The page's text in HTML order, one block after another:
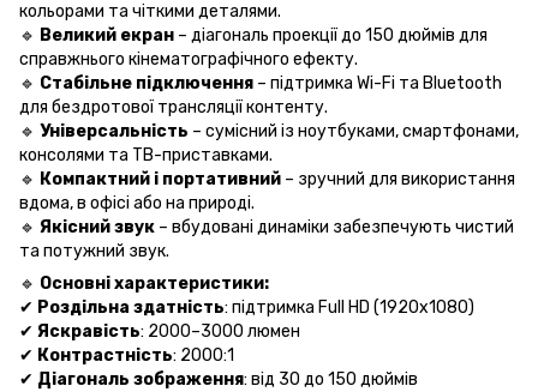
кольорами та чіткими деталями.
🔹 Великий екран – діагональ проекції до 150 дюймів для
справжнього кінематографічного ефекту.
🔹 Стабільне підключення – підтримка Wi-Fi та Bluetooth
для бездротової трансляції контенту.
🔹 Універсальність – сумісний із ноутбуками, смартфонами,
консолями та ТВ-приставками.
🔹 Компактний і портативний – зручний для використання
вдома, в офісі або на природі.
🔹 Якісний звук – вбудовані динаміки забезпечують чистий
та потужний звук.
🔹 Основні характеристики:
✔ Роздільна здатність: підтримка Full HD (1920x1080)
✔ Яскравість: 2000–3000 люмен
✔ Контрастність: 2000:1
✔ Діагональ зображення: від 30 до 150 дюймів